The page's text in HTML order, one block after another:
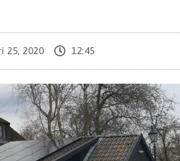
25, 2020 12:45